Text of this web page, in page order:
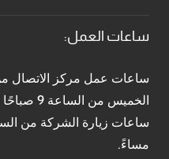
ساعات العمل:
ساعات عمل مركز الاتصال
مساءً.